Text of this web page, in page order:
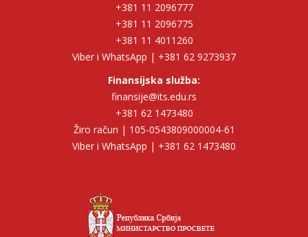
+381 11 2096777
+381 11 2096775
+381 11 4011260
Viber i WhatsApp | +381 62 9273937
Finansijska služba:
finansije@its.edu.rs
+381 62 1473480
Žiro račun | 105-0543809000004-61
Viber i WhatsApp | +381 62 1473480